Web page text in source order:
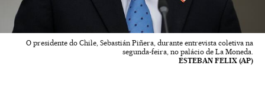
O presidente do Chile, Sebastián Piñera, durante entrevista coletiva na
segunda-feira, no palácio de La Moneda.
ESTEBAN FELIX (AP)